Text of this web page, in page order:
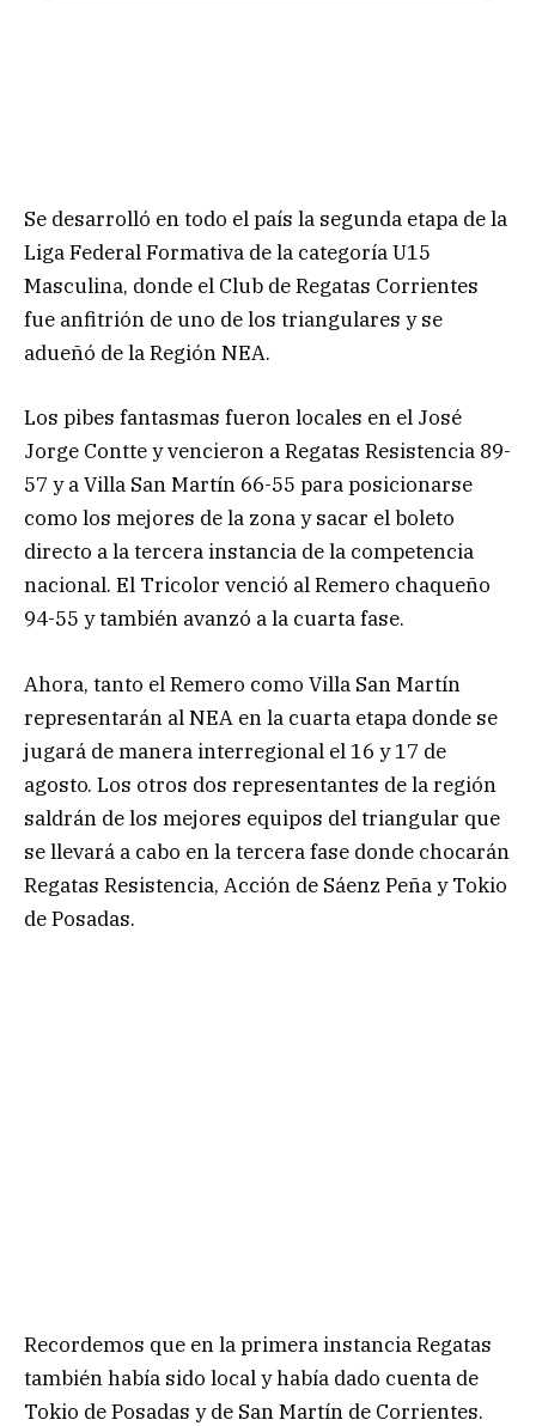
Se desarrolló en todo el país la segunda etapa de la
Liga Federal Formativa de la categoría U15
Masculina, donde el Club de Regatas Corrientes
fue anfitrión de uno de los triangulares y se
adueñó de la Región NEA.
Los pibes fantasmas fueron locales en el José
Jorge Contte y vencieron a Regatas Resistencia 89-
57 y a Villa San Martín 66-55 para posicionarse
como los mejores de la zona y sacar el boleto
directo a la tercera instancia de la competencia
nacional. El Tricolor venció al Remero chaqueño
94-55 y también avanzó a la cuarta fase.
Ahora, tanto el Remero como Villa San Martín
representarán al NEA en la cuarta etapa donde se
jugará de manera interregional el 16 y 17 de
agosto. Los otros dos representantes de la región
saldrán de los mejores equipos del triangular que
se llevará a cabo en la tercera fase donde chocarán
Regatas Resistencia, Acción de Sáenz Peña y Tokio
de Posadas.
Recordemos que en la primera instancia Regatas
también había sido local y había dado cuenta de
Tokio de Posadas y de San Martín de Corrientes.